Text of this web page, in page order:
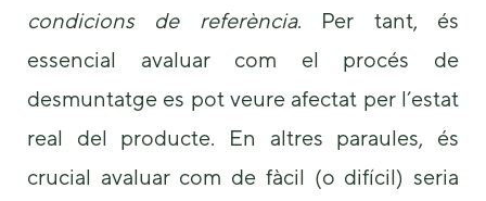
condicions de referència. Per tant, és
essencial avaluar com el procés de
desmuntatge es pot veure afectat per l’estat
real del producte. En altres paraules, és
crucial avaluar com de fàcil (o difícil) seria